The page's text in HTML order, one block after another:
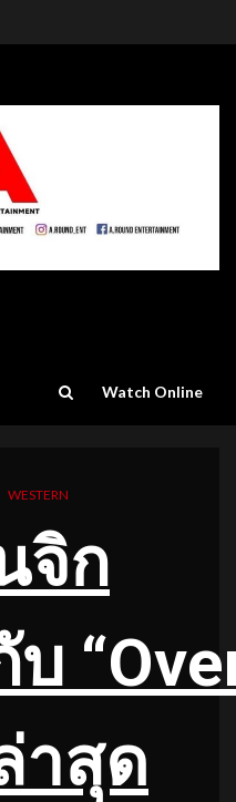
Watch Online
WESTERN
จิก
บ
าสุด